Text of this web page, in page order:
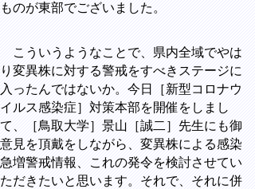
ものが東部でございました。
こういうようなことで、県内全域でやは
り変異株に対する警戒をすべきステージに
入ったんではないか。今日［新型コロナウ
イルス感染症］対策本部を開催をしまし
て、［鳥取大学］景山［誠二］先生にも御
意見を頂戴をしながら、変異株による感染
急増警戒情報、これの発令を検討させてい
ただきたいと思います。それで、それに併